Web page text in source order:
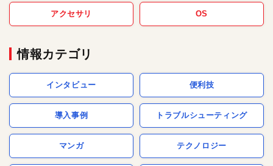
アクセサリ OS
情報カテゴリ
インタビュー 便利技
導入事例 トラブルシューティング
マンガ テクノロジー